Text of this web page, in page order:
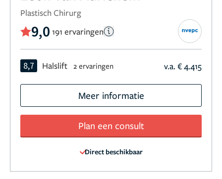
Plastisch Chirurg
9,0 191 ervaringen
8,7 Halslift 2 ervaringen v.a. € 4.415
Meer informatie
Plan een consult
Direct beschikbaar